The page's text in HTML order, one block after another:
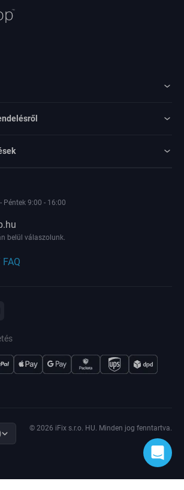
Péntek 9:00 - 16:00
belül válaszolunk.
© 2026 iFix s.r.o. HU. Minden jog fenntartva.